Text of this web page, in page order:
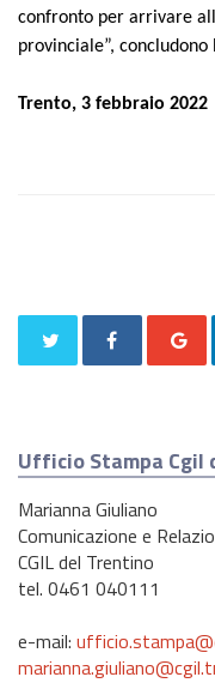
confronto per arrivare
provinciale”, concludono
Trento, 3 febbraio 2022
Ufficio Stampa Cgil
Marianna Giuliano
Comunicazione e
CGIL del Trentino
tel. 0461 040111
e-mail: